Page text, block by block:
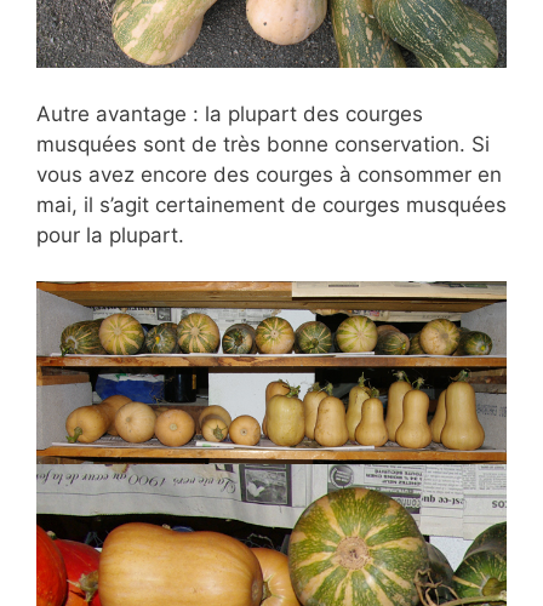
Autre avantage : la plupart des courges
musquées sont de très bonne conservation. Si
vous avez encore des courges à consommer en
mai, il s’agit certainement de courges musquées
pour la plupart.